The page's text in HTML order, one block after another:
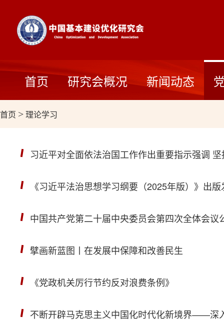
首页 研究会概况 新闻动态
首页 >理论学习
习近平对全面依法治国工作作出重要指示强调
《习近平法治思想学习纲要（2025年版）》出版
中国共产党第二十届中央委员会第四次全体会议
擘画新蓝图丨在发展中保障和改善民生
《党政机关厉行节约反对浪费条例》
不断开辟马克思主义中国化时代化新境界——深